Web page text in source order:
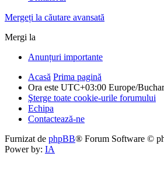
Mergeți la căutare avansată
Mergi la
Anunțuri importante
Acasă Prima pagină
Ora este UTC+03:00 Europe/
Şterge toate cookie-urile forumului
Echipa
Contactează-ne
Furnizat de phpBB® Forum Software ©
Power by: IA